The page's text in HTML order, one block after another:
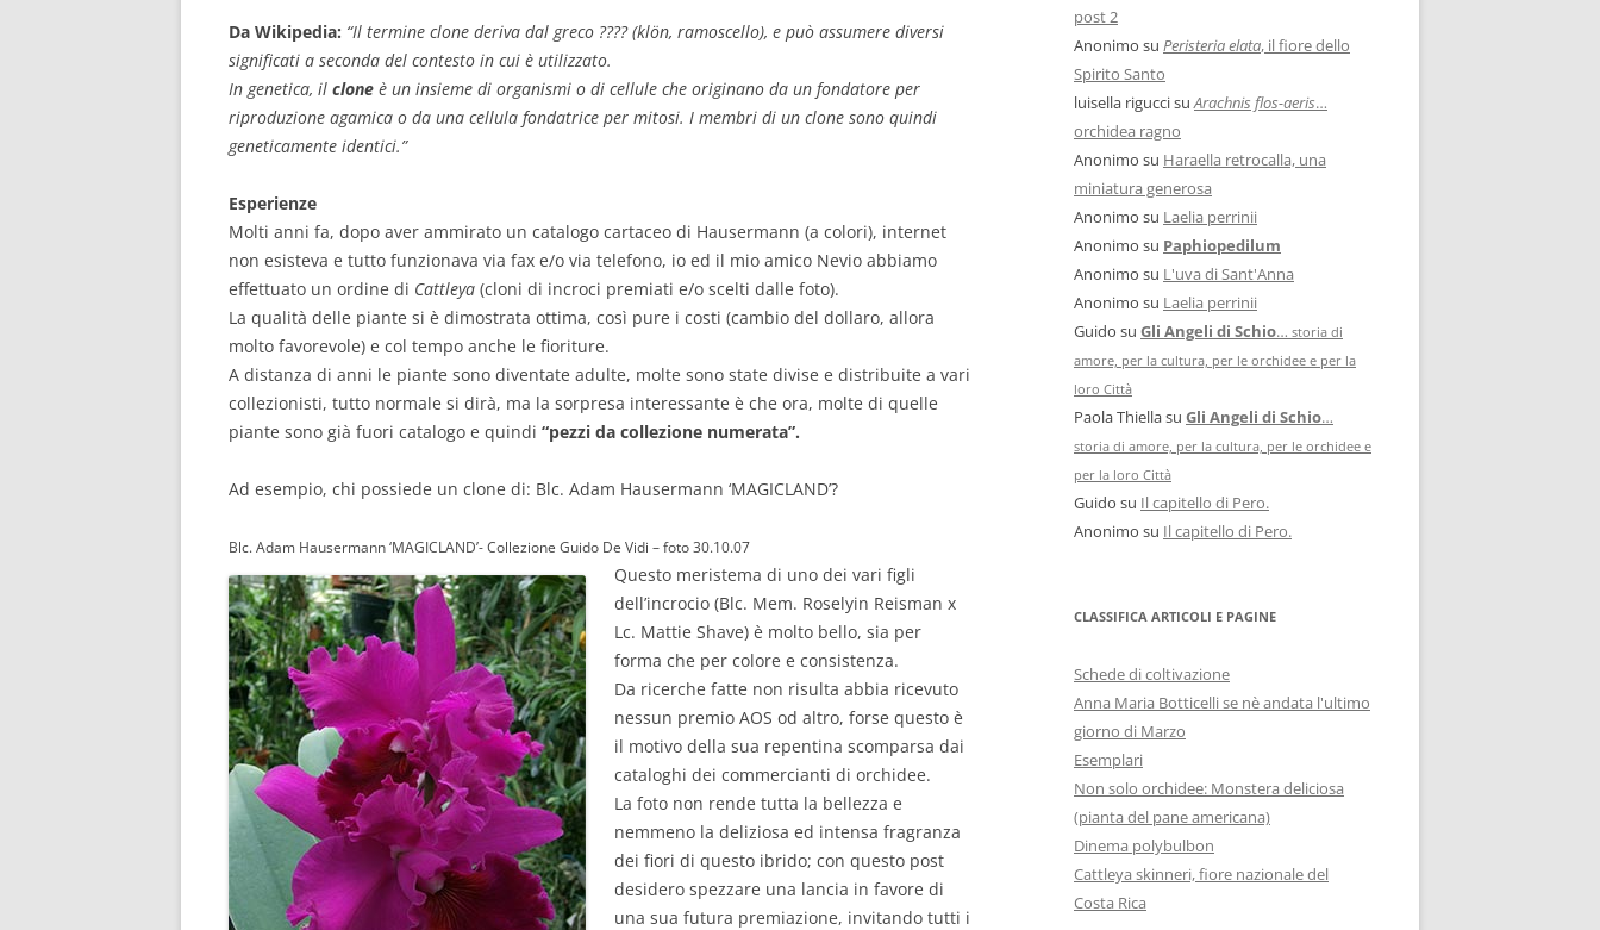
Da Wikipedia: “Il termine clone deriva dal greco ???? (klön, ramoscello), e può assumere diversi
significati a seconda del contesto in cui è utilizzato.
In genetica, il clone è un insieme di organismi o di cellule che originano da un fondatore per
riproduzione agamica o da una cellula fondatrice per mitosi. I membri di un clone sono quindi
geneticamente identici.”
Esperienze
Molti anni fa, dopo aver ammirato un catalogo cartaceo di Hausermann (a colori), internet
non esisteva e tutto funzionava via fax e/o via telefono, io ed il mio amico Nevio abbiamo
effettuato un ordine di Cattleya (cloni di incroci premiati e/o scelti dalle foto).
La qualità delle piante si è dimostrata ottima, così pure i costi (cambio del dollaro, allora
molto favorevole) e col tempo anche le fioriture.
A distanza di anni le piante sono diventate adulte, molte sono state divise e distribuite a vari
collezionisti, tutto normale si dirà, ma la sorpresa interessante è che ora, molte di quelle
piante sono già fuori catalogo e quindi “pezzi da collezione numerata”.
Ad esempio, chi possiede un clone di: Blc. Adam Hausermann ‘MAGICLAND’?
Blc. Adam Hausermann ‘MAGICLAND’- Collezione Guido De Vidi – foto 30.10.07
Questo meristema di uno dei vari figli
dell’incrocio (Blc. Mem. Roselyin Reisman x
Lc. Mattie Shave) è molto bello, sia per
forma che per colore e consistenza.
Da ricerche fatte non risulta abbia ricevuto
nessun premio AOS od altro, forse questo è
il motivo della sua repentina scomparsa dai
cataloghi dei commercianti di orchidee.
La foto non rende tutta la bellezza e
nemmeno la deliziosa ed intensa fragranza
dei fiori di questo ibrido; con questo post
desidero spezzare una lancia in favore di
una sua futura premiazione, invitando tutti i
post 2
Anonimo su Peristeria elata, il fiore dello
Spirito Santo
luisella riguccisuArachnis flos-aeris…
orchidea ragno
Anonimo su Haraella retrocalla, una
miniatura generosa
Anonimo su Laelia perrinii
Anonimo su Paphiopedilum
Anonimo su L'uva di Sant'Anna
Anonimo su Laelia perrinii
Guido su Gli Angeli di Schio… storia di
amore, per la cultura, per le orchidee e per la
loro Città
Paola Thiellasu Gli Angeli di Schio…
storia di amore, per la cultura, per le orchidee e
per la loro Città
Guido su Il capitello di Pero.
Anonimo su Il capitello di Pero.
CLASSIFICA ARTICOLI E PAGINE
Schede di coltivazione
Anna Maria Botticelli se nè andata l'ultimo
giorno di Marzo
Esemplari
Non solo orchidee: Monstera deliciosa
(pianta del pane americana)
Dinema polybulbon
Cattleya skinneri, fiore nazionale del
Costa Rica